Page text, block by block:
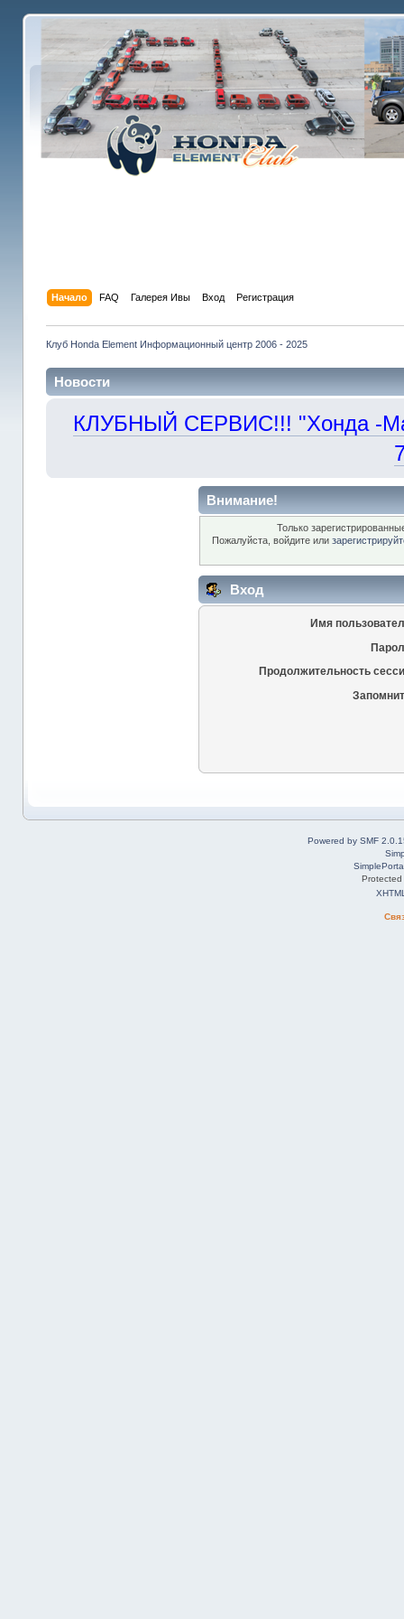
Начало FAQ Галерея Ивы Вход Регистрация
Клуб Honda Element Информационный центр 2006 - 2025
Новости
КЛУБНЫЙ СЕРВИС!!! "Хонда -
Внимание!
Только
Пожалуйста, войдите или
Вход
Имя
Продолжительность
Powered by SMF